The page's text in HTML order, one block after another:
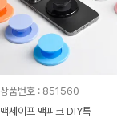
상품번호 : 851560
맥세이프 맥피크 DIY톡